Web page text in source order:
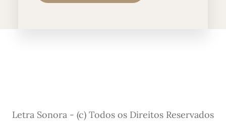
Letra Sonora - (c) Todos os Direitos Reservados